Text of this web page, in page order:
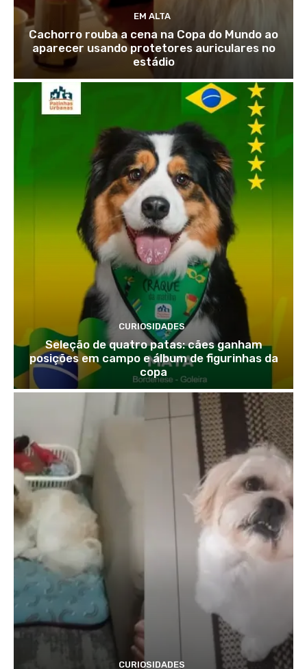
EM ALTA
Cachorro rouba a cena na Copa do Mundo ao
aparecer usando protetores auriculares no
estádio
CURIOSIDADES
Seleção de quatro patas: cães ganham
posições em campo e álbum de figurinhas da
copa
CURIOSIDADES